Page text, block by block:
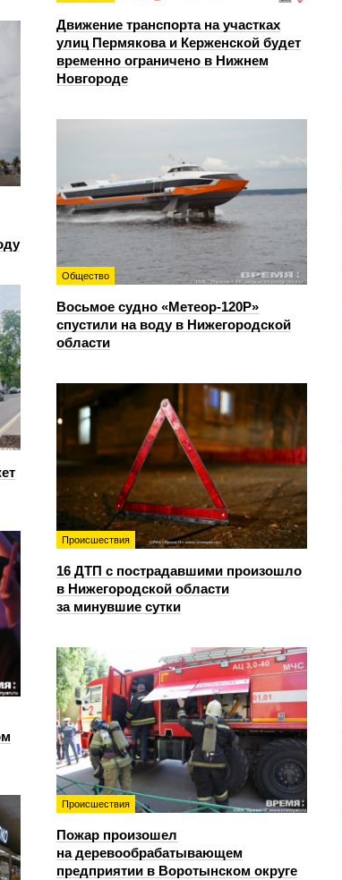
Движение транспорта на участках
улиц Пермякова и Керженской будет
временно ограничено в Нижнем
Новгороде
Общество
Восьмое судно «Метеор-120Р»
спустили на воду в Нижегородской
области
Происшествия
16 ДТП с пострадавшими произошло
в Нижегородской области
за минувшие сутки
Происшествия
Пожар произошел
на деревообрабатывающем
предприятии в Воротынском округе